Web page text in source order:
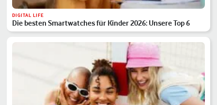
DIGITAL LIFE
Die besten Smartwatches für Kinder 2026: Unsere Top 6